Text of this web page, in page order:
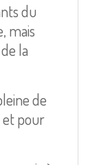
du
mais
la
de
et pour